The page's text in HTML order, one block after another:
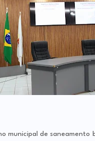
de saneamento